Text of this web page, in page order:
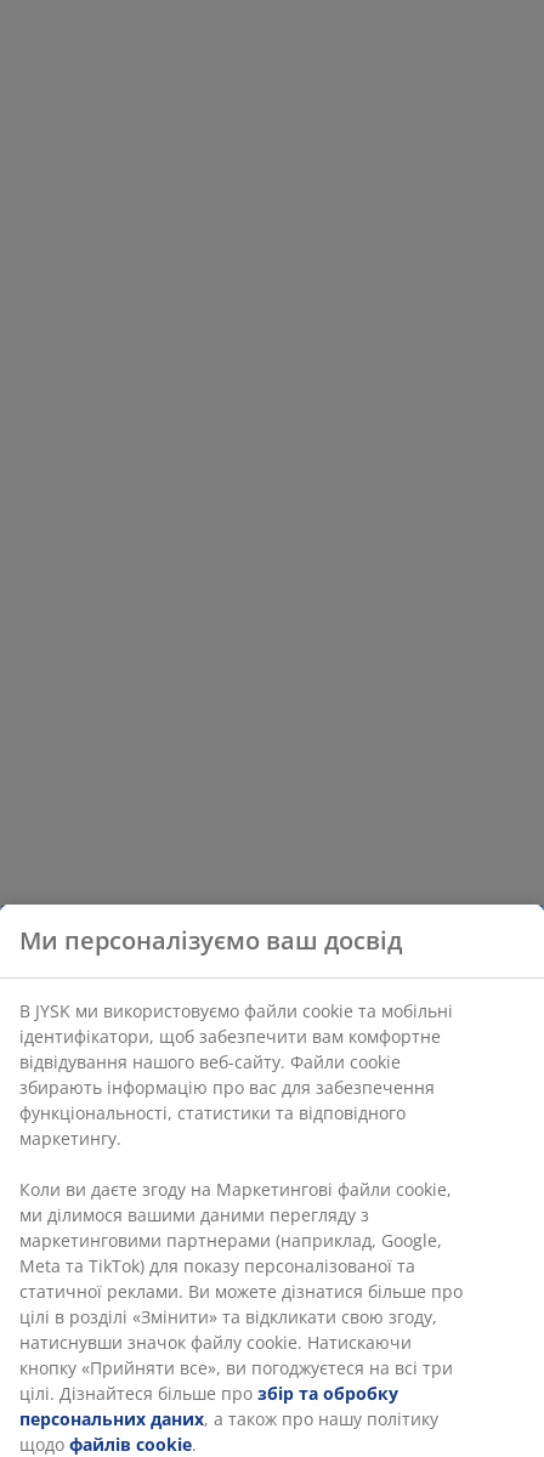
Ми персоналізуємо ваш досвід
В JYSK ми використовуємо файли cookie та мобільні
ідентифікатори, щоб забезпечити вам комфортне
відвідування нашого веб-сайту. Файли cookie
збирають інформацію про вас для забезпечення
функціональності, статистики та відповідного
маркетингу.
Коли ви даєте згоду на Маркетингові файли cookie,
ми ділимося вашими даними перегляду з
маркетинговими партнерами (наприклад, Google,
Meta та TikTok) для показу персоналізованої та
статичної реклами. Ви можете дізнатися більше про
цілі в розділі «Змінити» та відкликати свою згоду,
натиснувши значок файлу cookie. Натискаючи
кнопку «Прийняти все», ви погоджуєтеся на всі три
цілі. Дізнайтеся більше про збір та обробку
персональних даних, а також про нашу політику
щодо файлів cookie.